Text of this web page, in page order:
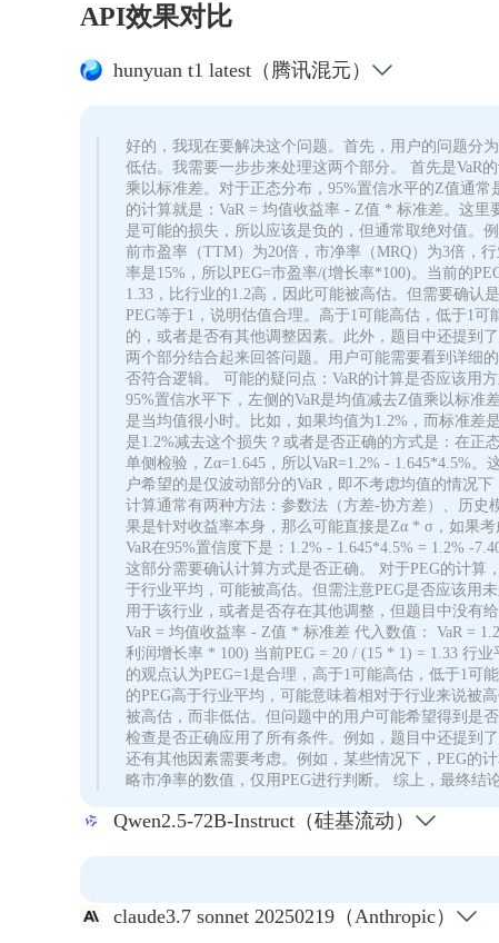
API效果对比
hunyuan t1 latest（腾讯混元）
好的，我现在要解决这个问题。首先，用户的问题分
低估。我需要一步步来处理这两个部分。 首先是VaR
乘以标准差。对于正态分布，95%置信水平的Z值通常
的计算就是：VaR = 均值收益率 - Z值 * 标准差。这
是可能的损失，所以应该是负的，但通常取绝对值。
前市盈率（TTM）为20倍，市净率（MRQ）为3倍，
率是15%，所以PEG=市盈率/(增长率*100)。当前的
1.33，比行业的1.2高，因此可能被高估。但需要确认
PEG等于1，说明估值合理。高于1可能高估，低于1
的，或者是否有其他调整因素。此外，题目中还提到
两个部分结合起来回答问题。用户可能需要看到详细
否符合逻辑。 可能的疑问点：VaR的计算是否应该用
95%置信水平下，左侧的VaR是均值减去Z值乘以标
是当均值很小时。比如，如果均值为1.2%，而标准差
是1.2%减去这个损失？或者是否正确的方式是：在正
单侧检验，Zα=1.645，所以VaR=1.2% - 1.645*4.5%
户希望的是仅波动部分的VaR，即不考虑均值的情况
计算通常有两种方法：参数法（方差-协方差）、历史
果是针对收益率本身，那么可能直接是Zα * σ，如果
VaR在95%置信度下是：1.2% - 1.645*4.5% = 1.2% -
这部分需要确认计算方式是否正确。 对于PEG的计算
于行业平均，可能被高估。但需注意PEG是否应该用
用于该行业，或者是否存在其他调整，但题目中没有
VaR = 均值收益率 - Z值 * 标准差 代入数值： VaR =
利润增长率 * 100) 当前PEG = 20 / (15 * 1) = 1.33 行
的观点认为PEG=1是合理，高于1可能高估，低于1可
的PEG高于行业平均，可能意味着相对于行业来说被
被高估，而非低估。但问题中的用户可能希望得到是
检查是否正确应用了所有条件。例如，题目中还提到
还有其他因素需要考虑。例如，某些情况下，PEG的
略市净率的数值，仅用PEG进行判断。 综上，最终结
Qwen2.5-72B-Instruct（硅基流动）
claude3.7 sonnet 20250219（Anthropic）